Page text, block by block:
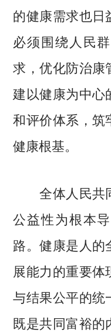
的健康需求也日
必须围绕人民
求，优化防治康
建以健康为中心
和评价体系，筑
健康根基。
全体人民共
公益性为根本
路。健康是人的
展能力的重要
与结果公平的统
既是共同富裕的